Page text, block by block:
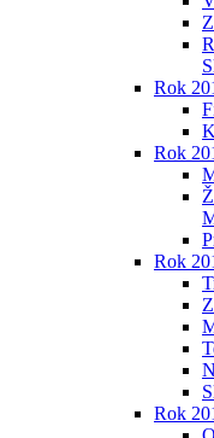
Rok
Rok
Rok
Rok